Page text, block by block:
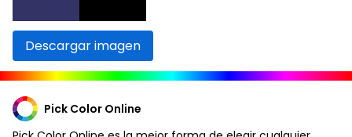
Descargar imagen
Pick Color Online